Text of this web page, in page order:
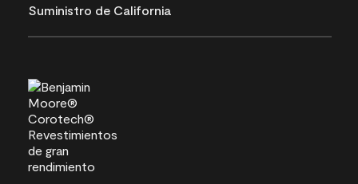
Suministro de California